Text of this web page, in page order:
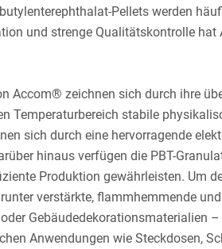
Pellets werden
und strenge Qualitätskontrolle
Accom® zeichnen sich durch ihre
stabile
sich durch eine hervorragende
hinaus verfügen die PBT-
Produktion gewährleisten. Um
verstärkte, flammhemmende
Gebäudedekorationsmaterialien
Anwendungen wie Steckdosen,